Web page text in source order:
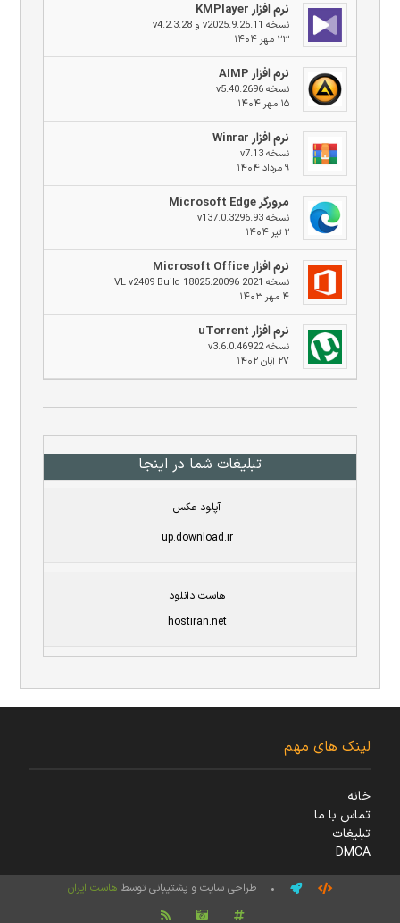
نرم افزار KMPlayer
نسخه v2025.9.25.11 و v4.2.3.28
۲۳ مهر ۱۴۰۴
نرم افزار AIMP
نسخه v5.40.2696
۱۵ مهر ۱۴۰۴
نرم افزار Winrar
نسخه v7.13
۹ مرداد ۱۴۰۴
مرورگر Microsoft Edge
نسخه v137.0.3296.93
۲ تیر ۱۴۰۴
نرم افزار Microsoft Office
نسخه 2021 VL v2409 Build 18025.20096
۴ مهر ۱۴۰۳
نرم افزار uTorrent
نسخه v3.6.0.46922
۲۷ آبان ۱۴۰۲
تبلیغات شما در اینجا
آپلود عکس
up.download.ir
هاست دانلود
hostiran.net
لینک های مهم
خانه
تماس با ما
تبلیغات
DMCA
• طراحی سایت و پشتیبانی توسط هاست ایران